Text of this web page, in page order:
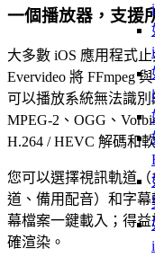
一個播放器，支援
大多數 iOS 應用程式
Evervideo 將 FFmpeg
可以播放系統無法識
MPEG-2、OGG、
H.264 / HEVC 解碼和
您可以選擇視訊軌道
道、備用配音）和字幕
幕檔案一鍵載入；得益
確渲染。